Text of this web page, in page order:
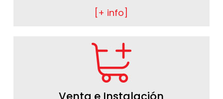
[+ info]